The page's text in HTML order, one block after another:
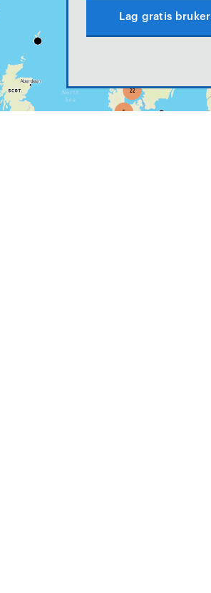
Lag gratis bruker